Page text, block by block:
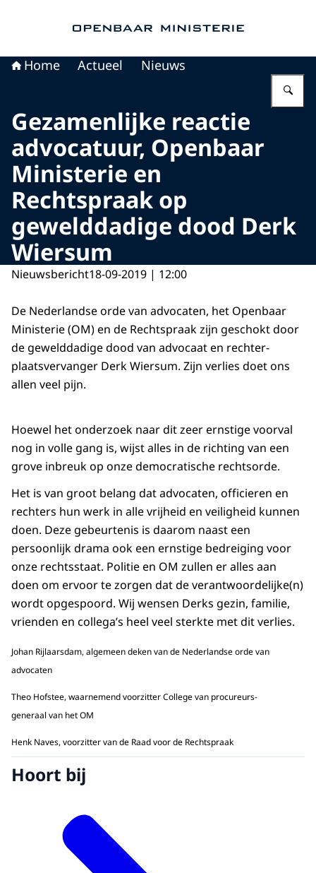
Home Actueel Nieuws
Gezamenlijke reactie
advocatuur, Openbaar
Ministerie en
Rechtspraak op
gewelddadige dood Derk
Wiersum
Nieuwsbericht18-09-2019 | 12:00
De Nederlandse orde van advocaten, het Openbaar
Ministerie (OM) en de Rechtspraak zijn geschokt door
de gewelddadige dood van advocaat en rechter-
plaatsvervanger Derk Wiersum. Zijn verlies doet ons
allen veel pijn.
Hoewel het onderzoek naar dit zeer ernstige voorval
nog in volle gang is, wijst alles in de richting van een
grove inbreuk op onze democratische rechtsorde.
Het is van groot belang dat advocaten, officieren en
rechters hun werk in alle vrijheid en veiligheid kunnen
doen. Deze gebeurtenis is daarom naast een
persoonlijk drama ook een ernstige bedreiging voor
onze rechtsstaat. Politie en OM zullen er alles aan
doen om ervoor te zorgen dat de verantwoordelijke(n)
wordt opgespoord. Wij wensen Derks gezin, familie,
vrienden en collega’s heel veel sterkte met dit verlies.
Johan Rijlaarsdam, algemeen deken van de Nederlandse orde van
advocaten
Theo Hofstee, waarnemend voorzitter College van procureurs-
generaal van het OM
Henk Naves, voorzitter van de Raad voor de Rechtspraak
Hoort bij